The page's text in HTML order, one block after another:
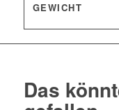
GEWICHT
Das